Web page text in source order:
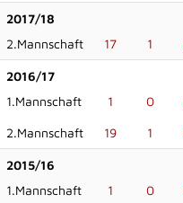
2017/18
2.Mannschaft
17 1
2016/17
1.Mannschaft
1 0
2.Mannschaft 19 1
2015/16
1.Mannschaft
1 0